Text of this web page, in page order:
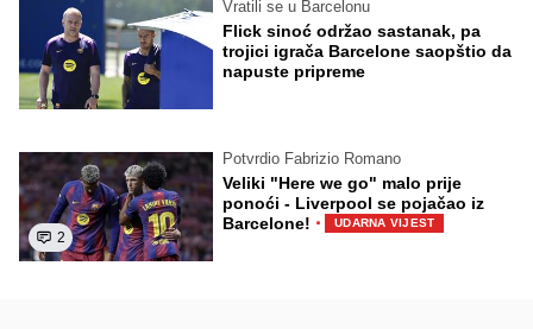
Vratili se u Barcelonu
Flick sinoć održao sastanak, pa
trojici igrača Barcelone saopštio da
napuste pripreme
2
Potvrdio Fabrizio Romano
Veliki "Here we go" malo prije
ponoći - Liverpool se pojačao iz
Barcelone! · UDARNA VIJEST